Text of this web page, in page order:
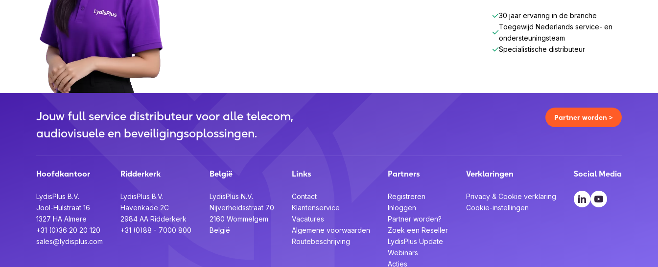
30 jaar ervaring in de branche
Toegewijd Nederlands service- en
ondersteuningsteam
Specialistische distributeur
Jouw full service distributeur voor alle telecom,
audiovisuele en beveiligingsoplossingen.
Partner worden >
Hoofdkantoor
LydisPlus B.V.
Jool-Hulstraat 16
1327 HA Almere
+31 (0)36 20 20 120
sales@lydisplus.com
Ridderkerk
LydisPlus B.V.
Havenkade 2C
2984 AA Ridderkerk
+31 (0)88 - 7000 800
België
LydisPlus N.V.
Nijverheidsstraat 70
2160 Wommelgem
België
Links
Contact
Klantenservice
Vacatures
Algemene voorwaarden
Routebeschrijving
Partners
Registreren
Inloggen
Partner worden?
Zoek een Reseller
LydisPlus Update
Webinars
Acties
Verklaringen
Privacy & Cookie verklaring
Cookie-instellingen
Social Media